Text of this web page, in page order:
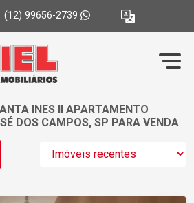
(12) 99656-2739
INES II APARTAMENTO
DOS CAMPOS, SP PARA VENDA